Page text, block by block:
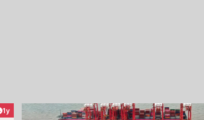
Artikel veröffentlicht:
1y